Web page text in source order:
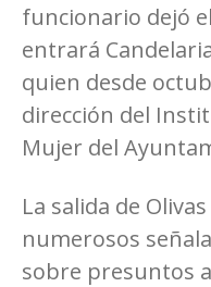
funcionario dejó
entrará
quien desde
dirección del
Mujer del
La salida de
numerosos
sobre presuntos